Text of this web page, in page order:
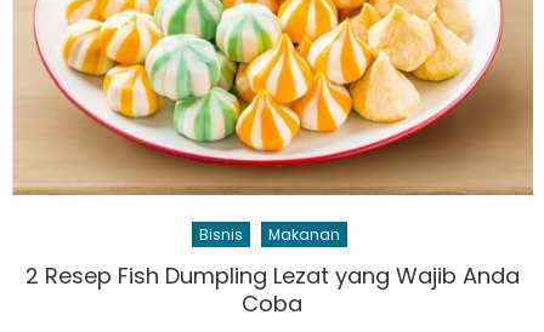
Bisnis Makanan
2 Resep Fish Dumpling Lezat yang Wajib Anda
Coba